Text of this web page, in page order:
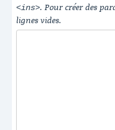
<ins>. Pour créer des
lignes vides.